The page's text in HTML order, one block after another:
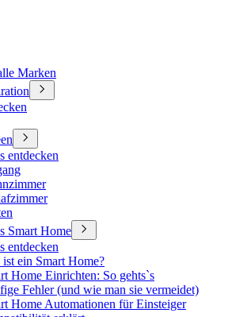
Marken
entdecken
Smart Home
entdecken
ist ein Smart Home?
Home Einrichten: So gehts`s
Fehler (und wie man sie vermeidet)
Home Automationen für Einsteiger